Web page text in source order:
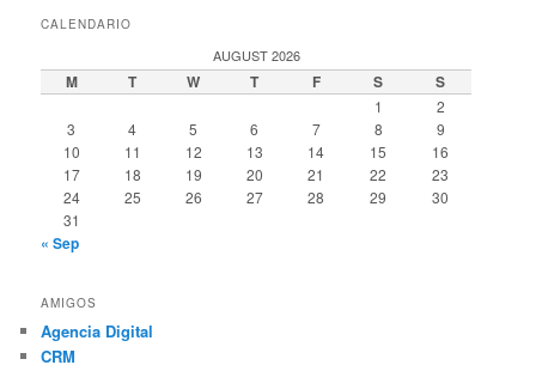
CALENDARIO
AUGUST 2026
M T W T F S S
1
2
3
4 5 6 7 8
9
10
11 12 13 14 15
16
17
18 19 20 21 22
23
24
25 26 27 28 29
30
31
« Sep
AMIGOS
Agencia Digital
CRM